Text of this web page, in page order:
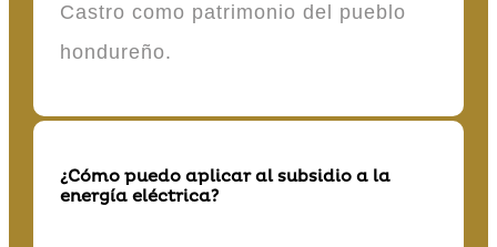
Castro como patrimonio del pueblo
hondureño.
¿Cómo puedo aplicar al subsidio a la
energía eléctrica?